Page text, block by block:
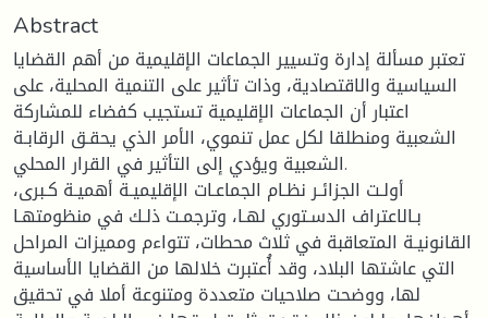
Abstract
تعتبر مسألة إدارة وتسيير الجماعات الإقليمية من أهم القضايا
السياسية والاقتصادية، وذات تأثير على التنمية المحلية، على
اعتبار أن الجماعات الإقليمية تستجيب كفضاء للمشاركة
الشعبية ومنطلقا لكل عمل تنموي، الأمر الذي يحقـق الرقابـة
الشعبية ويؤدي إلى التأثير في القرار المحلي.
أولـت الجزائـر نظـام الجماعـات الإقليميـة أهميـة كـبرى،
بـالاعتراف الدسـتوري لهـا، وترجمـت ذلـك في منظومتهـا
القانونيـة المتعاقبة في ثلاث محطات، تتواءم ومميزات المراحل
التي عاشتها البلاد، وقد أُعتبرت خلالها من القضايا الأساسية
لها، ووضحت صلاحيات متعددة ومتنوعة أملا في تحقيق